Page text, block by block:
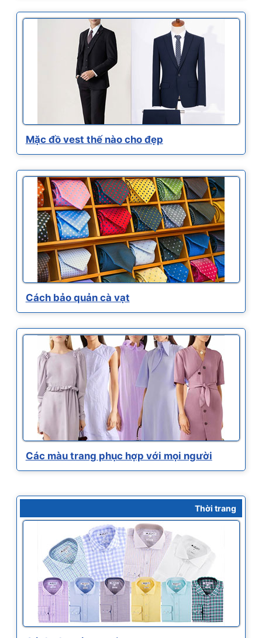
Mặc đồ vest thế nào cho đẹp
Cách bảo quản cà vạt
Các màu trang phục hợp với mọi người
Thời trang